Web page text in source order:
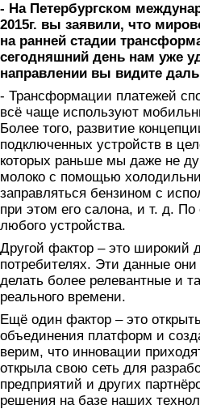
- На Петербургском
2015г. вы заявили, что
на ранней стадии
сегодняшний день нам уже
направлении вы видите
- Трансформации платежей
всё чаще используют
Более того, развитие
подключенных устройств в
которых раньше мы даже не
молоко с помощью
заправляться бензином с
при этом его салона, и т. д.
любого устройства.
Другой фактор – это широкий
потребителях. Эти данные
делать более релевантные и
реального времени.
Ещё один фактор – это
объединения платформ и
верим, что инновации
открыла свою сеть для
предприятий и других
решения на базе наших